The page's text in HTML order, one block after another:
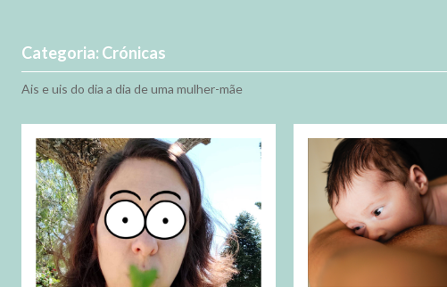
Categoria: Crónicas
Ais e uis do dia a dia de uma mulher-mãe